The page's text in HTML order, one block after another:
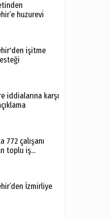
huzurevi
işitme
iddialarına karşı
772 çalışanı
toplu iş...
İzmirliye